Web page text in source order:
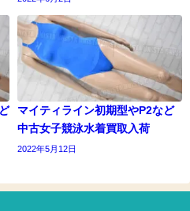
マイティライン初期型やP2など
中古女子競泳水着買取入荷
2022年5月12日